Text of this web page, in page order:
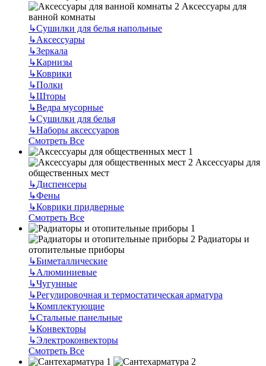
Аксессуары для
ванной комнаты
↳Сушилки для белья напольные
↳Аксессуары
↳Зеркала
↳Карнизы
↳Коврики
↳Полки
↳Шторы
↳Ведра мусорные
↳Сушилки для белья
↳Наборы аксессуаров
Смотреть Все
Аксессуары для
общественных мест
↳Диспенсеры
↳Фены
↳Коврики придверные
Смотреть Все
Радиаторы и
отопительные приборы
↳Биметаллические
↳Алюминиевые
↳Чугунные
↳Регулировочная и термостатическая арматура
↳Комплектующие
↳Стальные панельные
↳Конвекторы
↳Электроконвекторы
Смотреть Все